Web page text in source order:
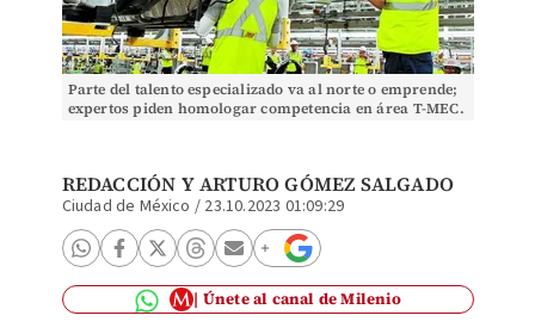
Parte del talento especializado va al norte o emprende;
expertos piden homologar competencia en área T-MEC.
REDACCIÓN Y ARTURO GÓMEZ SALGADO
Ciudad de México / 23.10.2023 01:09:29
Únete al canal de Milenio